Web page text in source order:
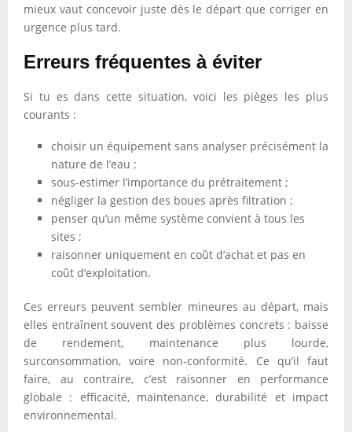
mieux vaut concevoir juste dès le départ que corriger en
urgence plus tard.
Erreurs fréquentes à éviter
Si tu es dans cette situation, voici les pièges les plus
courants :
choisir un équipement sans analyser précisément la
nature de l’eau ;
sous-estimer l’importance du prétraitement ;
négliger la gestion des boues après filtration ;
penser qu’un même système convient à tous les
sites ;
raisonner uniquement en coût d’achat et pas en
coût d’exploitation.
Ces erreurs peuvent sembler mineures au départ, mais
elles entraînent souvent des problèmes concrets : baisse
de rendement, maintenance plus lourde,
surconsommation, voire non-conformité. Ce qu’il faut
faire, au contraire, c’est raisonner en performance
globale : efficacité, maintenance, durabilité et impact
environnemental.